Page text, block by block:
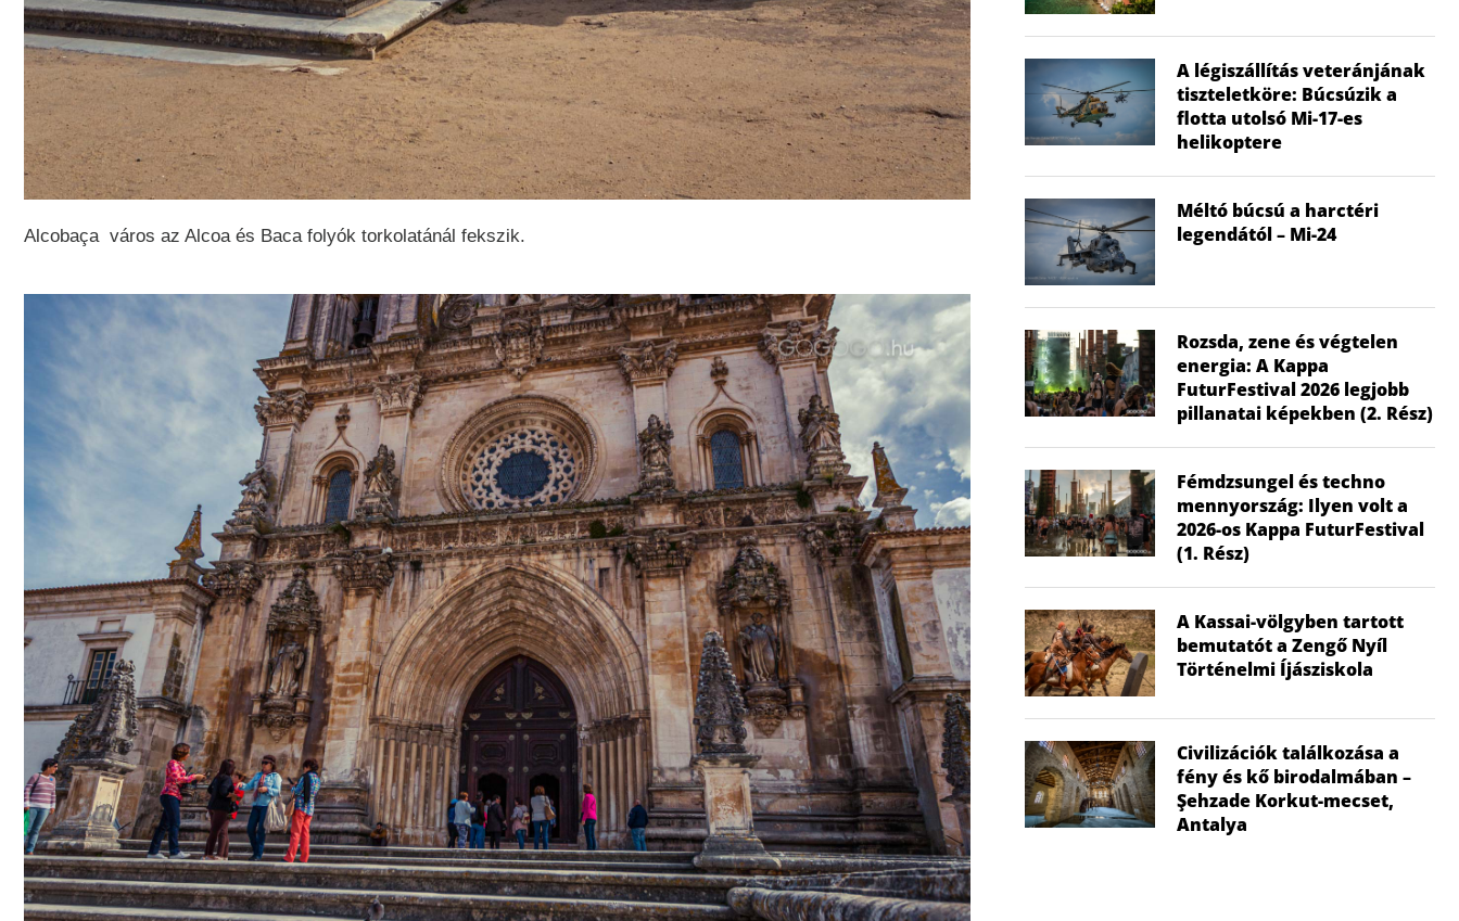
Alcobaça város az Alcoa és Baca folyók torkolatánál fekszik.
A légiszállítás veteránjának
tiszteletköre: Búcsúzik a
flotta utolsó Mi-17-es
helikoptere
Méltó búcsú a harctéri
legendától – Mi-24
Rozsda, zene és végtelen
energia: A Kappa
FuturFestival 2026 legjobb
pillanatai képekben (2. Rész)
Fémdzsungel és techno
mennyország: Ilyen volt a
2026-os Kappa FuturFestival
(1. Rész)
A Kassai-völgyben tartott
bemutatót a Zengő Nyíl
Történelmi Íjásziskola
Civilizációk találkozása a
fény és kő birodalmában –
Şehzade Korkut-mecset,
Antalya